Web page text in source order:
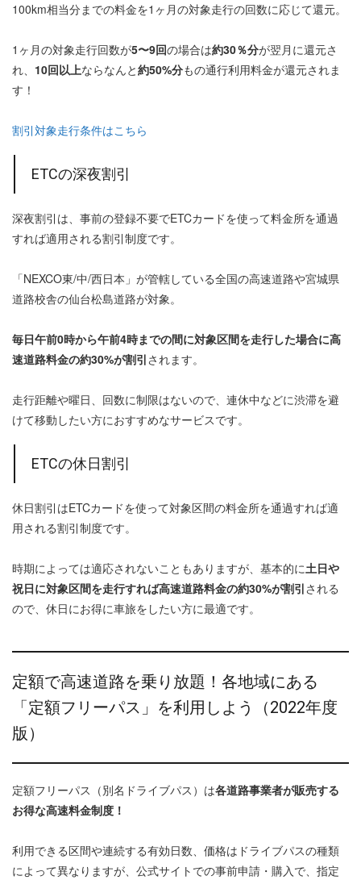
100km相当分までの料金を1ヶ月の対象走行の回数に応じて還元。
1ヶ月の対象走行回数が5〜9回の場合は約30％分が翌月に還元さ
れ、 10回以上ならなんと約50%分もの通行利用料金が還元されま
す！
割引対象走行条件はこちら
ETCの深夜割引
深夜割引は、事前の登録不要でETCカードを使って料金所を通過
すれば適用される割引制度です。
「NEXCO東/中/西日本」が管轄している全国の高速道路や宮城県
道路校舎の仙台松島道路が対象。
毎日午前0時から午前4時までの間に対象区間を走行した場合に高
速道路料金の約30%が割引されます。
走行距離や曜日、回数に制限はないので、連休中などに渋滞を避
けて移動したい方におすすめなサービスです。
ETCの休日割引
休日割引はETCカードを使って対象区間の料金所を通過すれば適
用される割引制度です。
時期によっては適応されないこともありますが、基本的に土日や
祝日に対象区間を走行すれば高速道路料金の約30%が割引される
ので、休日にお得に車旅をしたい方に最適です。
定額で高速道路を乗り放題！各地域にある
「定額フリーパス」を利用しよう（2022年度
版）
定額フリーパス（別名ドライブパス）は各道路事業者が販売する
お得な高速料金制度！
利用できる区間や連続する有効日数、価格はドライブパスの種類
によって異なりますが、公式サイトでの事前申請・購入で、指定